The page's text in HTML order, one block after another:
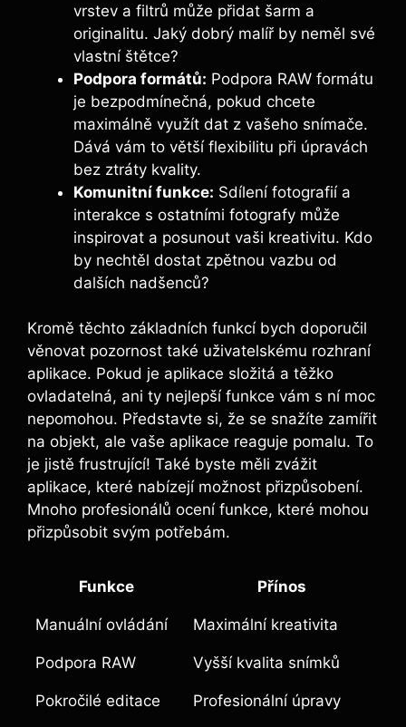
vrstev a filtrů může přidat šarm a
originalitu. Jaký dobrý‌ malíř by neměl⁣ své
vlastní štětce?
Podpora formátů: Podpora RAW formátu
je bezpodmínečná,⁣ pokud chcete
maximálně využít dat z vašeho snímače.
Dává vám to větší flexibilitu při úpravách
bez ztráty kvality.
Komunitní funkce: Sdílení fotografií a
interakce s ostatními​ fotografy může
inspirovat a posunout vaši kreativitu. Kdo
by nechtěl dostat zpětnou vazbu od
dalších nadšenců?
Kromě těchto základních ⁢funkcí bych doporučil
věnovat pozornost také uživatelskému⁤ rozhraní
aplikace. Pokud je aplikace složitá a těžko
ovladatelná, ​ani ty nejlepší⁣ funkce‍ vám⁢ s ⁤ní moc
nepomohou. Představte si, že se snažíte ‌zamířit
na objekt, ale vaše aplikace reaguje pomalu. To⁢
je jistě frustrující! Také​ byste měli ⁤zvážit
aplikace, které nabízejí možnost přizpůsobení.
Mnoho‍ profesionálů ⁢ocení funkce, které ‌mohou
přizpůsobit svým potřebám.
Funkce Přínos
Manuální ovládání Maximální kreativita
Podpora RAW Vyšší kvalita snímků
Pokročilé editace Profesionální úpravy